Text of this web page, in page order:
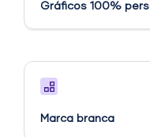
Gráficos 100%
Marca branca